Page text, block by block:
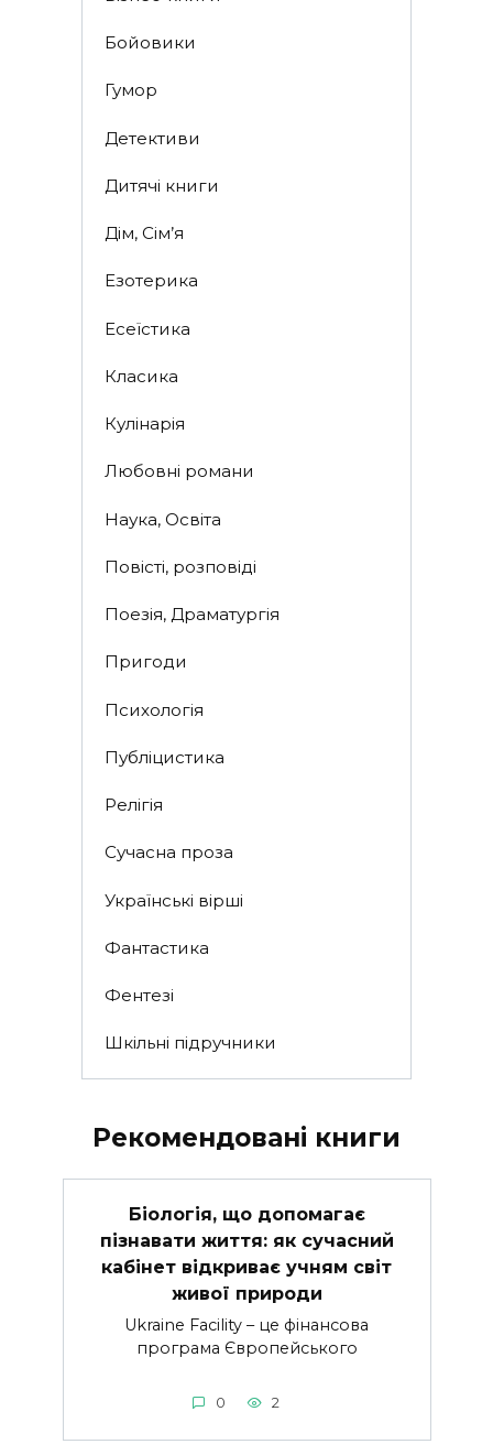
Бойовики
Гумор
Детективи
Дитячі книги
Дім, Сім’я
Езотерика
Есеїстика
Класика
Кулінарія
Любовні романи
Наука, Освіта
Повісті, розповіді
Поезія, Драматургія
Пригоди
Психологія
Публіцистика
Релігія
Сучасна проза
Українські вірші
Фантастика
Фентезі
Шкільні підручники
Рекомендовані книги
Біологія, що допомагає
пізнавати життя: як сучасний
кабінет відкриває учням світ
живої природи
Ukraine Facility – це фінансова
програма Європейського
0 2